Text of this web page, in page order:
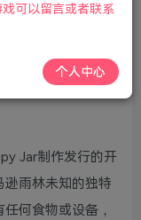
Jar制作发行的开
逊雨林未知的独特
何食物或设备，
可以留言或者联系
个人中心